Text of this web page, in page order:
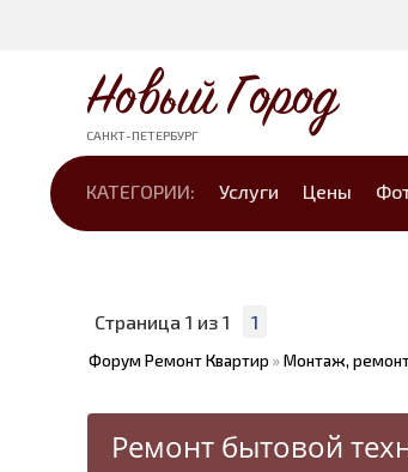
Новый Город
САНКТ-ПЕТЕРБУРГ
КАТЕГОРИИ: Услуги Цены
Страница 1 из 1 1
Форум Ремонт Квартир »Монтаж,
Ремонт бытовой